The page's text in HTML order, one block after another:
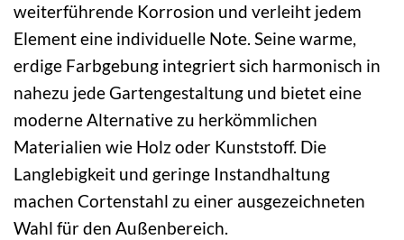
weiterführende Korrosion und verleiht jedem
Element eine individuelle Note. Seine warme,
erdige Farbgebung integriert sich harmonisch in
nahezu jede Gartengestaltung und bietet eine
moderne Alternative zu herkömmlichen
Materialien wie Holz oder Kunststoff. Die
Langlebigkeit und geringe Instandhaltung
machen Cortenstahl zu einer ausgezeichneten
Wahl für den Außenbereich.